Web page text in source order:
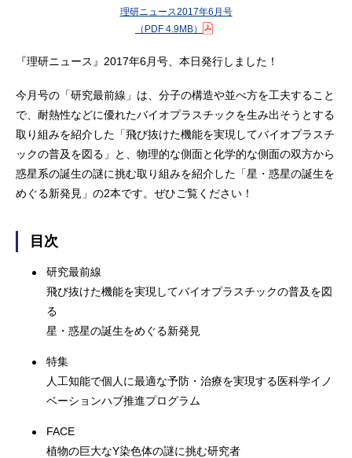
理研ニュース2017年6月号
（PDF 4.9MB）
『理研ニュース』2017年6月号、本日発行しました！
今月号の「研究最前線」は、分子の構造や並べ方を工夫すること
で、耐熱性などに優れたバイオプラスチックを生み出そうとする
取り組みを紹介した「飛び抜けた機能を実現してバイオプラスチ
ックの普及を図る」と、物理的な側面と化学的な側面の双方から
惑星系の誕生の謎に挑む取り組みを紹介した「星・惑星の誕生を
めぐる新発見」の2本です。ぜひご覧ください！
目次
研究最前線
飛び抜けた機能を実現してバイオプラスチックの普及を図
る
星・惑星の誕生をめぐる新発見
特集
人工知能で個人に最適な予防・治療を実現する医科学イノ
ベーションハブ推進プログラム
FACE
植物の巨大なY染色体の謎に挑む研究者